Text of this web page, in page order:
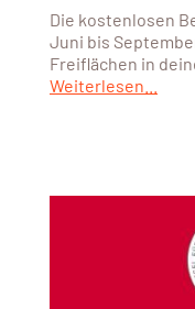
Die kostenlosen
Juni bis
Freiflächen in
Weiterlesen...